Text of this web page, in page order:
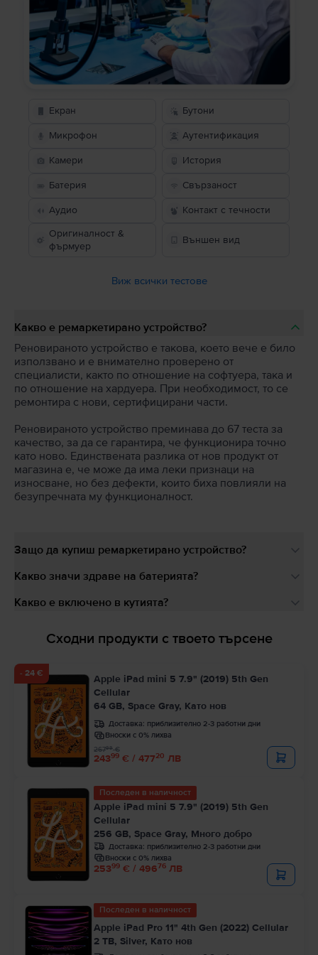
Екран Бутони
Микрофон Аутентификация
Камери История
Батерия Свързаност
Аудио
Контакт с течности
Оригиналност &
фърмуер
Външен вид
Виж всички тестове
Какво е ремаркетирано устройство?
Реновираното устройство е такова, което вече е било
използвано и е внимателно проверено от
специалисти, както по отношение на софтуера, така и
по отношение на хардуера. При необходимост, то се
ремонтира с нови, сертифицирани части.
Реновираното устройство преминава до 67 теста за
качество, за да се гарантира, че функционира точно
като ново. Единствената разлика от нов продукт от
магазина е, че може да има леки признаци на
износване, но без дефекти, които биха повлияли на
безупречната му функционалност.
Защо да купиш ремаркетирано устройство?
Какво значи здраве на батерията?
Какво е включено в кутията?
Сходни продукти с твоето търсене
- 24 €
Apple iPad mini 5 7.9" (2019) 5th Gen
Cellular
64 GB, Space Gray, Като нов
Доставка: приблизително 2-3 работни дни
Вноски с 0% лихва
24399 € / 47720 ЛВ
26799€
Последен в наличност
Apple iPad mini 5 7.9" (2019) 5th Gen
Cellular
256 GB, Space Gray, Много добро
Доставка: приблизително 2-3 работни дни
Вноски с 0% лихва
25399 € / 49676 ЛВ
Последен в наличност
Apple iPad Pro 11" 4th Gen (2022) Cellular
2 TB, Silver, Като нов